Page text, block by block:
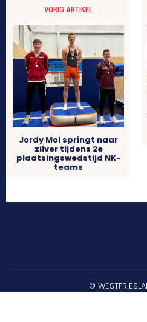
VORIG ARTIKEL
Jordy Mol springt naar
zilver tijdens 2e
plaatsingswedstijd NK-
teams
©